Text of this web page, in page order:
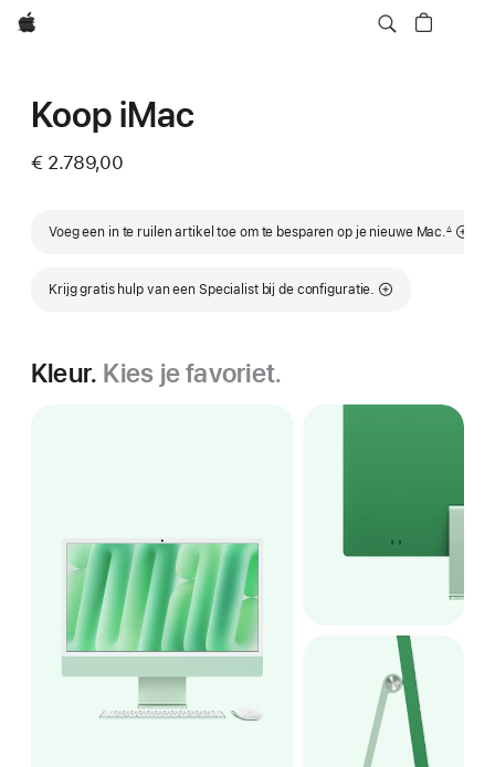
Apple
Koop iMac
€ 2.789,00
Voeg een in te ruilen artikel toe om te besparen op je nieuwe Mac.
Voetnoot
∆
Krijg gratis hulp van een Specialist bij de configuratie.
Kleur. Kies je favoriet.